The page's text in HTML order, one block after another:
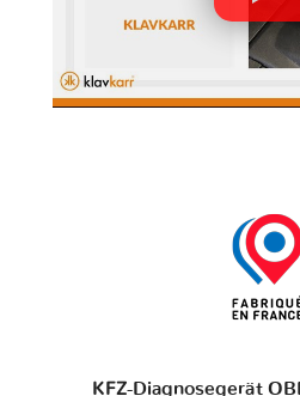
KFZ-Diagnosegerät